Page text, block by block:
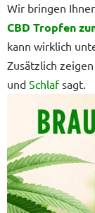
Wir bringen
CBD Tropfen
kann wirklich
Zusätzlich
und Schlafsagt.